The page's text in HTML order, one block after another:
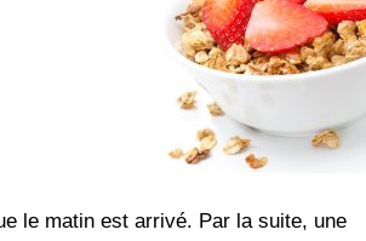
le matin est arrivé. Par la suite, une